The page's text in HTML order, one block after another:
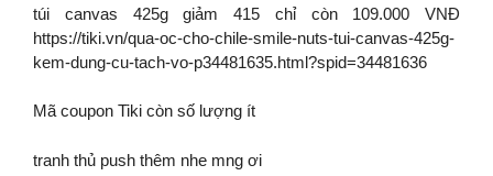
túi canvas 425g giảm 415 chỉ còn 109.000 VNĐ
https://tiki.vn/qua-oc-cho-chile-smile-nuts-tui-canvas-425g-
kem-dung-cu-tach-vo-p34481635.html?spid=34481636
Mã coupon Tiki còn số lượng ít
tranh thủ push thêm nhe mng ơi